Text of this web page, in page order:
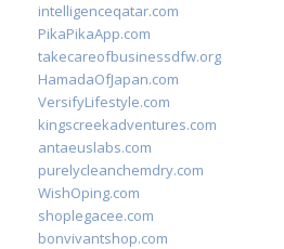
intelligenceqatar.com
PikaPikaApp.com
takecareofbusinessdfw.org
HamadaOfJapan.com
VersifyLifestyle.com
kingscreekadventures.com
antaeuslabs.com
purelycleanchemdry.com
WishOping.com
shoplegacee.com
bonvivantshop.com